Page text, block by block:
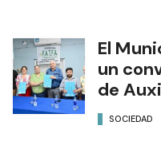
El
un
de
SOCIEDAD